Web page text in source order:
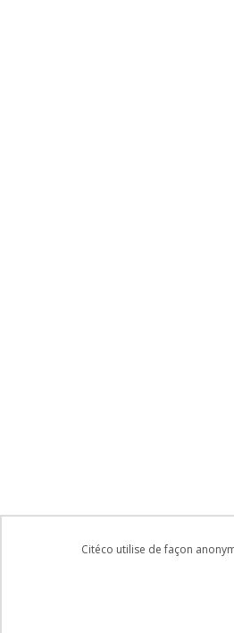
Citéco utilise de façon